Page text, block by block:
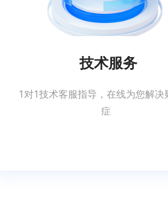
技术服务
1对1技术客服指导，在线为您解决
症